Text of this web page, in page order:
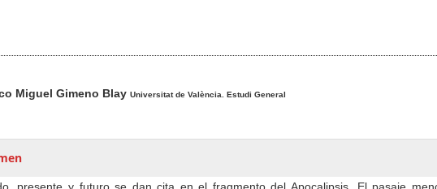
Miguel Gimeno Blay Universitat de València. Estudi General